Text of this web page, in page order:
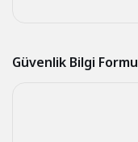
Güvenlik Bilgi Formu